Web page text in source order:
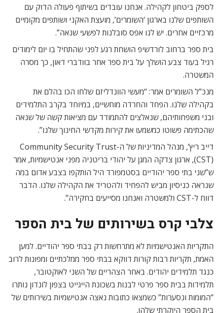
לספק ביטחון לקהילה. אנחנו עובדים בשיתוף פעולה הדוק עם
השותפים שלנו בארגון ‘השומרים’, מועצת האקני ושותפים מקומיים
מרכזיים אחרים. יש לנו אפס סובלנות לפשעי שנאה”.
בית ספר ברחוב לורדשיפ הושחת רגע לפני שהתחיל בו יום לימודים
רגיל בעוד צבע הושלך על בית ספר אחר בוודברי דאון, כך מסרה
המשטרה.
מנכ”ל השומרים אמר: “מעשי הוונדליזם שלחו הכו בהלם את
בקהילה שלנו. הפחד והחרדה מוחשיים, במיוחד בקרב התלמידים
ובני משפחותיהם, שנאלצים להתמודד עם מציאות קשה של שנאה
שהכתימה פשוטו כמשמעו את קירות מקדשי החינוך שלנו”.
דייב ריץ’, מנהל המדיניות של ה-Community Security Trust
(CST), ארגון צדקה המגן על יהודי בריטניה מפני אנטישמיות, אמר
ש”שני בתי ספר יהודיים בסטמפורד היל הותקפו בצבע אדום במה
שנראה כניסיון מביש להפחיד ולהטריד את הקהילה שלנו. הדבר
דווח ל-CST ולמשטרה ואנחנו מסייעים בחקירה”.
צלבי קרס בשירותים של בית הספר
התקריות האנטישמיות לא מתרחשות רק בבתי ספר יהודיים. למען
האמת, תקריות רבות קורות דווקא בבתי ספר ממלכתיים ומפונות לרוב
כנגד תלמידים יהודים. באחר הצהריים של השני לאוקטובר,
תלמידות בבית ספר פרטי לבנות בשכונת הייגייט בצפון לונדון נותרו
“המומות ונסערות” כשמצאו כתובות נאצה אנטישמיות בשירותים של
בית הספר היוקרתי שלהן.